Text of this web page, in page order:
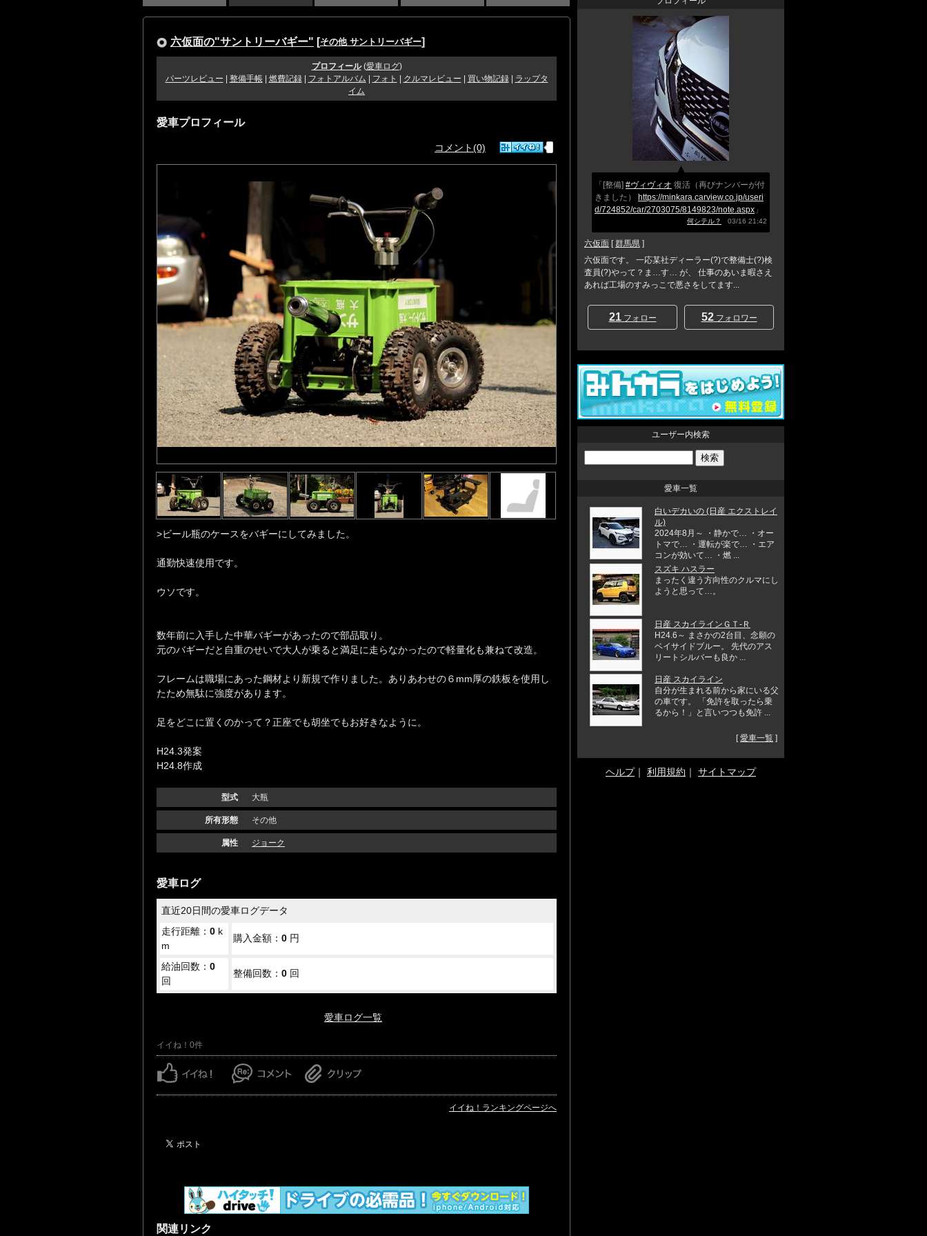
六仮面の"サントリーバギー" [その他 サントリーバギー]
プロフィール(愛車ログ)
パーツレビュー
整備手帳| 燃費記録| フォトアルバム フォト クルマレビュー 買い物記録|
ラップタ
イム
愛車プロフィール
コメント(0)
>ビール瓶のケースをバギーにしてみました。
通勤快速使用です。
ウソです。
数年前に入手した中華バギーがあったので部品取り。
元のバギーだと自重のせいで大人が乗ると満足に走らなかったので軽量化も兼ねて改造。
フレームは職場にあった鋼材より新規で作りました。ありあわせの６mm厚の鉄板を使用し
たため無駄に強度があります。
足をどこに置くのかって？正座でも胡坐でもお好きなように。
H24.3発案
H24.8作成
型式 大瓶
所有形態 その他
属性 ジョーク
愛車ログ
直近20日間の愛車ログデータ
走行距離： 0 k
m
購入金額： 0 円
給油回数： 0
回
整備回数： 0 回
愛車ログ一覧
イイね！0件
イイね！ランキングページへ
関連リンク
「[整備] #ヴィヴィオ 復活（再びナンバーが付
きました）
https://minkara.carview.co.jp/useri
d/724852/car/2703075/8149823/note.aspx 」
何シテル？ 03/16 21:42
六仮面 [群馬県 ]
六仮面です。 一応某社ディーラー(?)で整備士(?)検
査員(?)やって？ま…す… が、 仕事のあいま暇さえ
あれば工場のすみっこで悪さをしてます...
21フォロー 52フォロワー
ユーザー内検索
愛車一覧
白いデカいの (日産 エクストレイ
ル)
2024年8月～ ・静かで… ・オー
トマで… ・運転が楽で… ・エア
コンが効いて… ・燃 ...
スズキ ハスラー
まったく違う方向性のクルマにし
ようと思って…。
日産 スカイラインＧＴ‐Ｒ
H24.6～ まさかの2台目、念願の
ベイサイドブルー。 先代のアス
リートシルバーも良か ...
日産 スカイライン
自分が生まれる前から家にいる父
の車です。 「免許を取ったら乗
るから！」と言いつつも免許 ...
[愛車一覧 ]
ヘルプ｜ 利用規約 ｜ サイトマップ